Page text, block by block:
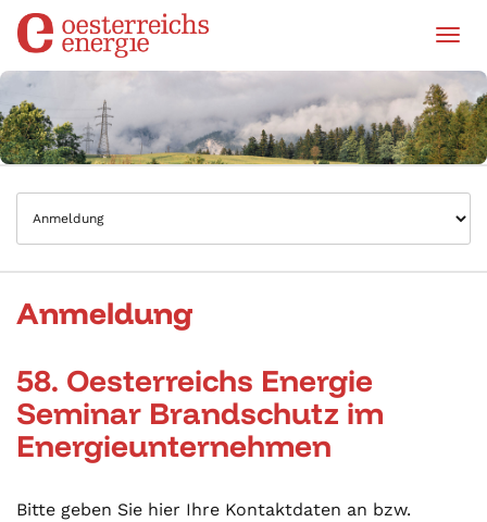
Anmeldung
58. Oesterreichs Energie
Seminar Brandschutz im
Energieunternehmen
Bitte geben Sie hier Ihre Kontaktdaten an bzw.